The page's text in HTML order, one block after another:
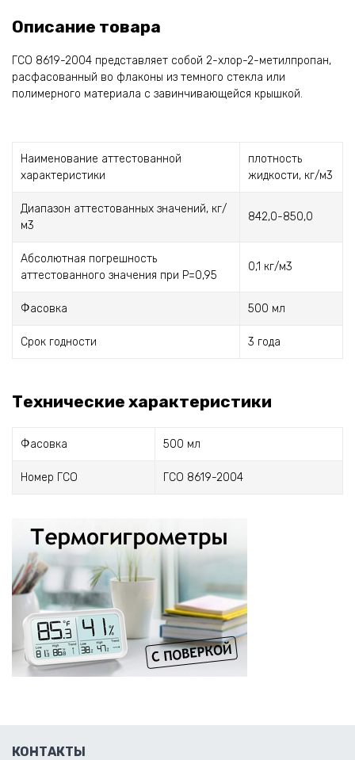
Описание товара
ГСО 8619-2004 представляет собой 2-хлор-2-метилпропан,
расфасованный во флаконы из темного стекла или
полимерного материала с завинчивающейся крышкой.
Наименование аттестованной
характеристики
плотность
жидкости, кг/м3
Диапазон аттестованных значений, кг/
м3
842,0-850,0
Абсолютная погрешность
аттестованного значения при Р=0,95
0,1 кг/м3
Фасовка 500 мл
Срок годности 3 года
Технические характеристики
Фасовка 500 мл
Номер ГСО ГСО 8619-2004
КОНТАКТЫ